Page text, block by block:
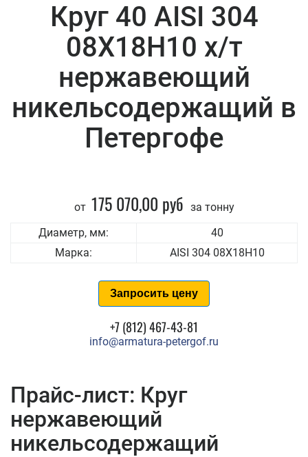
Круг 40 AISI 304
08Х18Н10 х/т
нержавеющий
никельсодержащий в
Петергофе
от 175 070,00 руб за тонну
Диаметр, мм:
40
Марка:
AISI 304 08Х18Н10
Запросить цену
+7 (812) 467-43-81
info@armatura-petergof.ru
Прайс-лист: Круг
нержавеющий
никельсодержащий